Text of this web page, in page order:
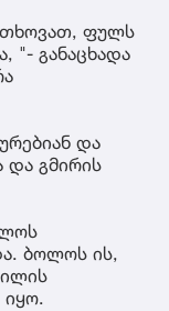
ფულს
"- განაცხადა
და
და გმირის
ბოლოს ის,
იყო.